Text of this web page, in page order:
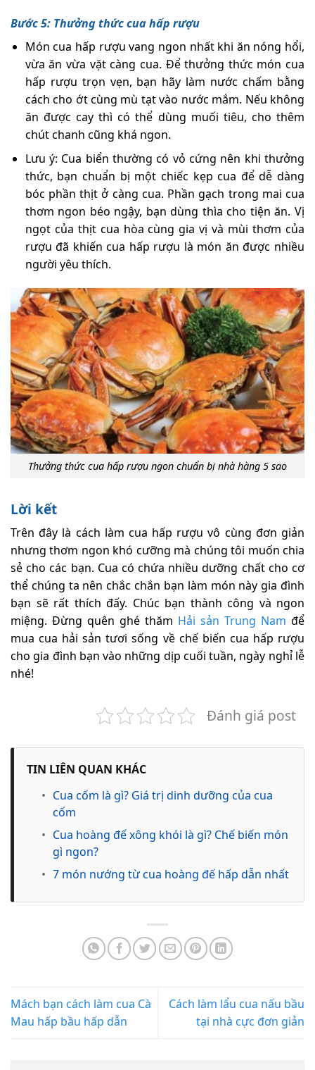
Bước 5: Thưởng thức cua hấp rượu
Món cua hấp rượu vang ngon nhất khi ăn nóng hổi,
vừa ăn vừa vặt càng cua. Để thưởng thức món cua
hấp rượu trọn vẹn, bạn hãy làm nước chấm bằng
cách cho ớt cùng mù tạt vào nước mắm. Nếu không
ăn được cay thì có thể dùng muối tiêu, cho thêm
chút chanh cũng khá ngon.
Lưu ý: Cua biển thường có vỏ cứng nên khi thưởng
thức, bạn chuẩn bị một chiếc kẹp cua để dễ dàng
bóc phần thịt ở càng cua. Phần gạch trong mai cua
thơm ngon béo ngậy, bạn dùng thìa cho tiện ăn. Vị
ngọt của thịt cua hòa cùng gia vị và mùi thơm của
rượu đã khiến cua hấp rượu là món ăn được nhiều
người yêu thích.
Thưởng thức cua hấp rượu ngon chuẩn bị nhà hàng 5 sao
Lời kết
Trên đây là cách làm cua hấp rượu vô cùng đơn giản
nhưng thơm ngon khó cưỡng mà chúng tôi muốn chia
sẻ cho các bạn. Cua có chứa nhiều dưỡng chất cho cơ
thể chúng ta nên chắc chắn bạn làm món này gia đình
bạn sẽ rất thích đấy. Chúc bạn thành công và ngon
miệng. Đừng quên ghé thăm Hải sản Trung Nam để
mua cua hải sản tươi sống về chế biến cua hấp rượu
cho gia đình bạn vào những dịp cuối tuần, ngày nghỉ lễ
nhé!
Đánh giá post
TIN LIÊN QUAN KHÁC
• Cua cốm là gì? Giá trị dinh dưỡng của cua
cốm
• Cua hoàng đế xông khói là gì? Chế biến món
gì ngon?
• 7 món nướng từ cua hoàng đế hấp dẫn nhất
Mách bạn cách làm cua Cà
Mau hấp bầu hấp dẫn
Cách làm lẩu cua nấu bầu
tại nhà cực đơn giản